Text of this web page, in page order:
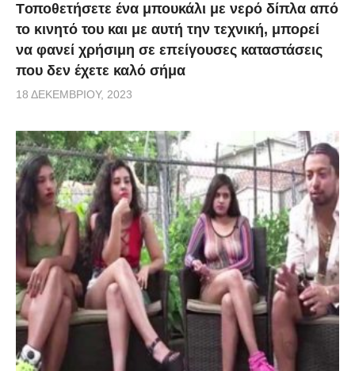
Tοποθετήσετε ένα μπουκάλι με νερό δίπλα από
το κινητό του και με αυτή την τεχνική, μπορεί
να φανεί χρήσιμη σε επείγουσες καταστάσεις
που δεν έχετε καλό σήμα
18 ΔΕΚΕΜΒΡΊΟΥ, 2023